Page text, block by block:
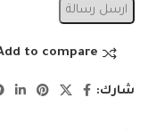
ارسل رسالة
to compare
شارك: